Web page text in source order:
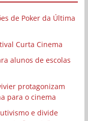
de Poker da Última
Curta Cinema
alunos de escolas
protagonizam
para o cinema
e divide